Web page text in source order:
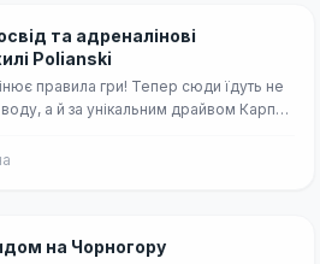
та адреналінові
Polianski
правила гри! Тепер сюди їдуть не
а й за унікальним драйвом Карпат,
на Чорногору